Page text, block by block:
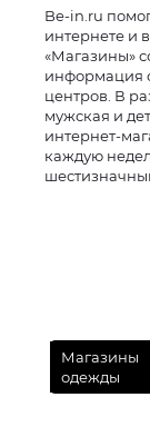
Be-in.ru
интернете и
«Магазины»
информация
центров. В
мужская и
интернет-
каждую
Магазины
одежды